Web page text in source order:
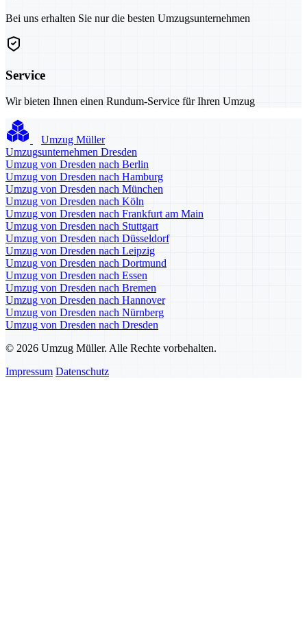
Bei uns erhalten Sie nur die besten Umzugsunternehmen
Service
Wir bieten Ihnen einen Rundum-Service für Ihren Umzug
Umzug Müller
Umzugsunternehmen Dresden
Umzug von Dresden nach Berlin
Umzug von Dresden nach Hamburg
Umzug von Dresden nach München
Umzug von Dresden nach Köln
Umzug von Dresden nach Frankfurt am Main
Umzug von Dresden nach Stuttgart
Umzug von Dresden nach Düsseldorf
Umzug von Dresden nach Leipzig
Umzug von Dresden nach Dortmund
Umzug von Dresden nach Essen
Umzug von Dresden nach Bremen
Umzug von Dresden nach Hannover
Umzug von Dresden nach Nürnberg
Umzug von Dresden nach Dresden
© 2026 Umzug Müller. Alle Rechte vorbehalten.
Impressum Datenschutz